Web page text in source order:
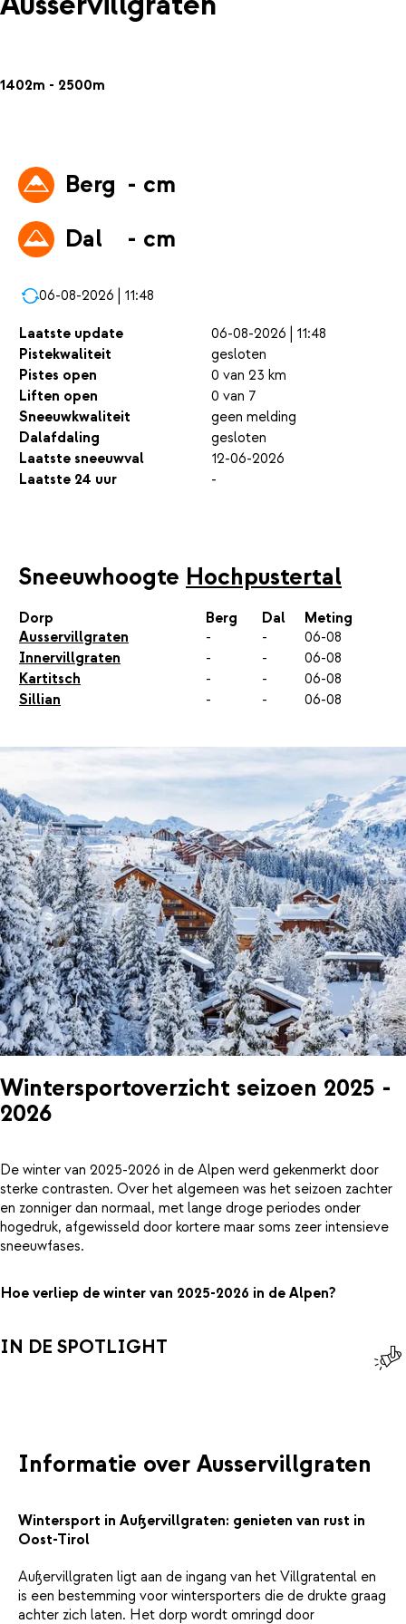
1402m - 2500m
Berg - cm
Dal
- cm
06-08-2026 | 11:48
Laatste update
06-08-2026 | 11:48
Pistekwaliteit
gesloten
Pistes open
0 van 23 km
Liften open
0 van 7
Sneeuwkwaliteit
geen melding
Dalafdaling
gesloten
Laatste sneeuwval
12-06-2026
Laatste 24 uur
-
Sneeuwhoogte Hochpustertal
Dorp Berg Dal
Meting
Ausservillgraten
- -
06-08
Innervillgraten
- -
06-08
Kartitsch
- -
06-08
Sillian
- - 06-08
Wintersportoverzicht seizoen 2025 -
2026
De winter van 2025-2026 in de Alpen werd gekenmerkt door
sterke contrasten. Over het algemeen was het seizoen zachter
en zonniger dan normaal, met lange droge periodes onder
hogedruk, afgewisseld door kortere maar soms zeer intensieve
sneeuwfases.
Hoe verliep de winter van 2025-2026 in de Alpen?
IN DE SPOTLIGHT
Informatie over Ausservillgraten
Wintersport in Außervillgraten: genieten van rust in
Oost-Tirol
Außervillgraten ligt aan de ingang van het Villgratental en
is een bestemming voor wintersporters die de drukte graag
achter zich laten. Het dorp wordt omringd door